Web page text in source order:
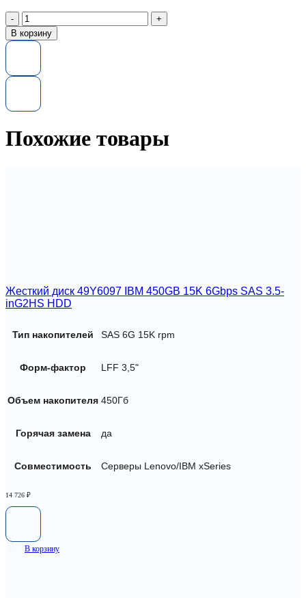
Количество
товара
Материнская
IBM
Blade
center
В корзину
Похожие товары
Жесткий диск 49Y6097 IBM 450GB 15K 6Gbps SAS 3.5-
inG2HS HDD
Тип накопителей SAS 6G 15K rpm
Форм-фактор LFF 3,5"
Объем накопителя 450Гб
Горячая замена да
Совместимость Серверы Lenovo/IBM xSeries
14 726 ₽
В корзину